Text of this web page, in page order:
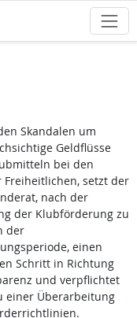
Skandalen um
Geldflüsse
bei den
Freiheitlichen, setzt der
nach der
der Klubförderung zu
der
einen
Schritt in Richtung
und verpflichtet
einer Überarbeitung